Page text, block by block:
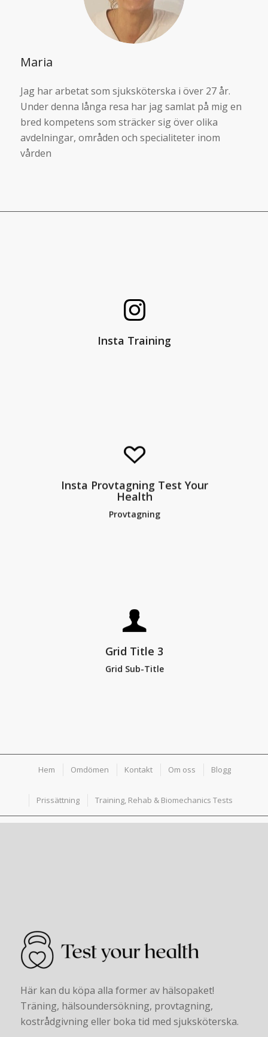
Maria
Jag har arbetat som sjuksköterska i över 27 år.
Under denna långa resa har jag samlat på mig en
bred kompetens som sträcker sig över olika
avdelningar, områden och specialiteter inom
vården
Insta Training
Klicka för att komma till Test Your
Insta Provtagning Test Your
Health
Provtagning
Health Instagram
Grid Title 3
Grid Sub-Title
Hem Omdömen Kontakt Om oss Blogg
Prissättning Training, Rehab & Biomechanics Tests
Här kan du köpa alla former av hälsopaket!
Träning, hälsoundersökning, provtagning,
kostrådgivning eller boka tid med sjuksköterska.